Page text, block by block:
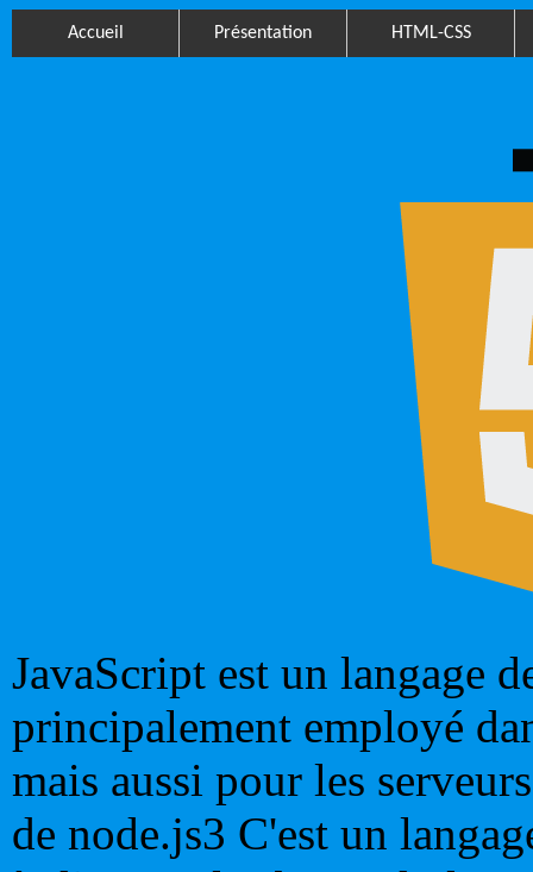
Accueil Présentation HTML-CSS
JavaScript est un langage
principalement employé
mais aussi pour les
de node.js3 C'est un